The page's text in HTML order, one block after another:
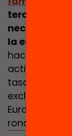
tercer sector
la
hacer frente
actividades
tasa de
exclusión
Europa
rondando el